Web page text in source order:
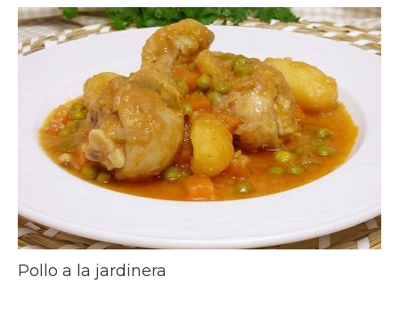
Pollo a la jardinera